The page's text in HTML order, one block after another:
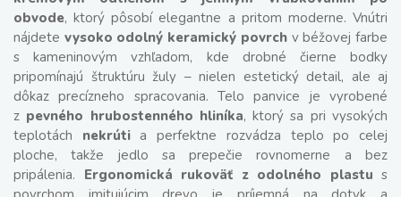
obvode, ktorý pôsobí elegantne a pritom moderne. Vnútri
nájdete vysoko odolný keramický povrch v béžovej farbe
s kameninovým vzhľadom, kde drobné čierne bodky
pripomínajú štruktúru žuly – nielen estetický detail, ale aj
dôkaz precízneho spracovania. Telo panvice je vyrobené
z pevného hrubostenného hliníka, ktorý sa pri vysokých
teplotách
nekrúti a perfektne rozvádza teplo po celej
ploche, takže jedlo sa prepečie rovnomerne a bez
pripálenia. Ergonomická rukoväť z odolného plastu s